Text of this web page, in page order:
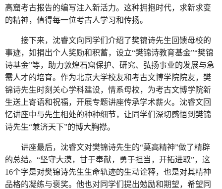
高窟考古报告的编写注入新活力。这种拥抱时代，求新求变
的精神，值得每一位考古人学习和传扬。
接下来，沈睿文向同学们介绍了樊锦诗先生回馈母校的
事迹，如捐出个人奖励和积蓄，设立“樊锦诗教育基金”“樊锦
诗基金”等，助力敦煌石窟保护、研究、弘扬事业的发展与急
需人才的培育。作为北京大学校友和考古文博学院院友，樊
锦诗先生时刻关心学科建设，情系母校，为考古文博学院新
生送上寄语和祝福，开展专题讲座传承学术薪火。沈睿文回
忆讲座中与先生相处的种种细节，让同学们深切感悟到樊锦
诗先生“兼济天下”的博大胸襟。
讲座最后，沈睿文对樊锦诗先生的“莫高精神”做了精辟
的总结。“坚守大漠，甘于奉献，勇于担当，开拓进取”，这
16个字是对樊锦诗先生生命轨迹的生动诠释，也是对其精神
品格的凝练与褒奖。他也对同学们提出勉励和期望，希望同